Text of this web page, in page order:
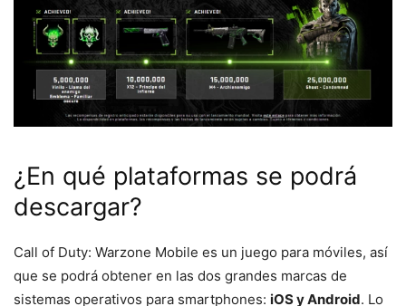
¿En qué plataformas se podrá
descargar?
Call of Duty: Warzone Mobile es un juego para móviles, así
que se podrá obtener en las dos grandes marcas de
sistemas operativos para smartphones: iOS y Android. Lo